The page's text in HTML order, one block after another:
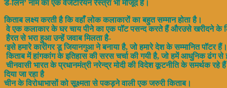
डे-लिन’ नाम का एक वेजेटेरियन रेस्त्रां भी मौजूद है।
किताब लक्ष्य करती है कि वहाँ लोक कलाकारों का बहुत सम्मान होता है।
वे एक कलाकार के घर चाय पीने का एक पॉट पसन्द करते हैं औरउसे खरीदने के
हैरत से भरा हुआ उन्हें जवाब मिलता है-
‘इसे हमारे कारीगर डू जियानगुआ ने बनाया है, जो हमारे देश के सम्मानित पॉटर हैं।
किताब में हांगकांग के इतिहास की सरस चर्चा की गयी है, जो हमें आधुनिक ढंग से
चीनवासी भारत के प्रधानमंत्री नरेन्द्र मोदी की विदेश कूटनीति के समर्थक
दिया जा रहा है
चीन के विरोधाभासों को सूक्ष्मता से पकड़ने वाली एक जरुरी किताब।